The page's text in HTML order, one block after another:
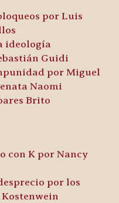
por Luis
ideología
Guidi
por Miguel
Naomi
Brito
con K por Nancy
por los